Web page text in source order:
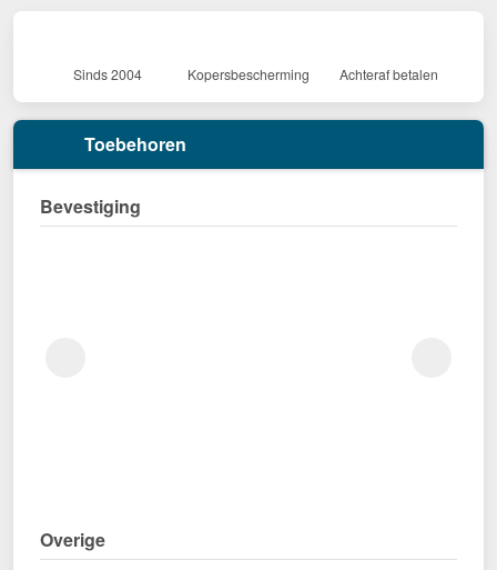
Sinds 2004 Kopersbescherming Achteraf betalen
Toebehoren
Bevestiging
Overige